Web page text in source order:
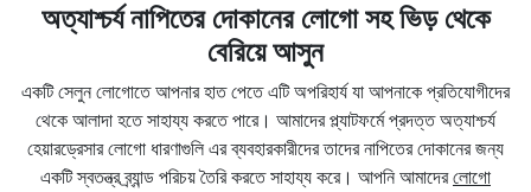
অত্যাশ্চর্য নাপিতের দোকানের লোগো সহ ভিড় থেকে
বেরিয়ে আসুন
একটি সেলুন লোগোতে আপনার হাত পেতে এটি অপরিহার্য যা আপনাকে প্রতিযোগীদের
থেকে আলাদা হতে সাহায্য করতে পারে। আমাদের প্ল্যাটফর্মে প্রদত্ত অত্যাশ্চর্য
হেয়ারড্রেসার লোগো ধারণাগুলি এর ব্যবহারকারীদের তাদের নাপিতের দোকানের জন্য
একটি স্বতন্ত্র ব্র্যান্ড পরিচয় তৈরি করতে সাহায্য করে। আপনি আমাদেরলোগো